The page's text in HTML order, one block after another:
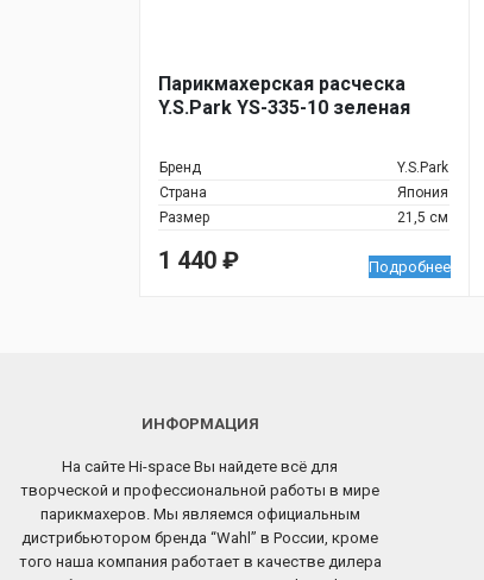
Парикмахерская расческа
Y.S.Park YS-335-10 зеленая
Бренд
Y.S.Park
Страна
Япония
Размер
21,5 см
1 440 ₽ Подробнее
ИНФОРМАЦИЯ
На сайте Hi-space Вы найдете всё для
творческой и профессиональной работы в мире
парикмахеров. Мы являемся официальным
дистрибьютором бренда “Wahl” в России, кроме
того наша компания работает в качестве дилера